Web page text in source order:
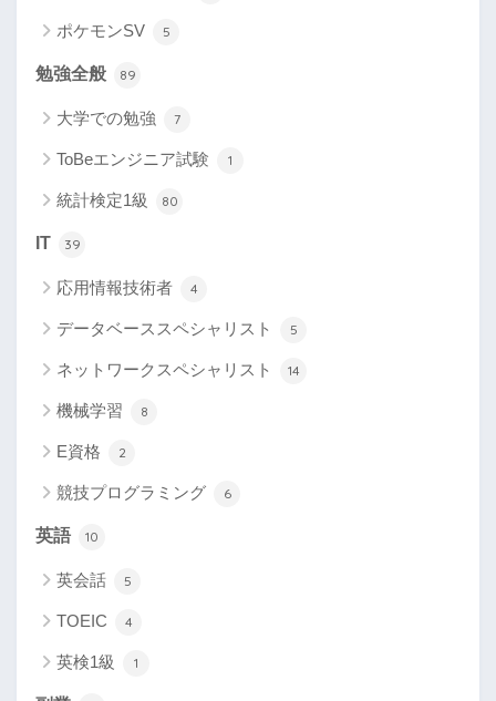
ポケモンSV 5
勉強全般 89
大学での勉強 7
ToBeエンジニア試験 1
統計検定1級 80
IT 39
応用情報技術者 4
データベーススペシャリスト 5
ネットワークスペシャリスト 14
機械学習 8
E資格 2
競技プログラミング 6
英語 10
英会話 5
TOEIC 4
英検1級 1